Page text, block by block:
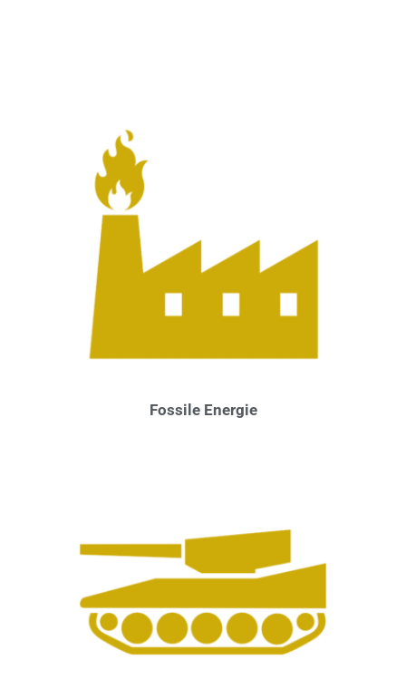
Fossile Energie